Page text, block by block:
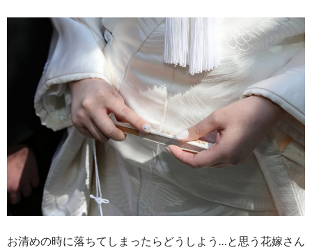
お清めの時に落ちてしまったらどうしよう…と思う花嫁さん